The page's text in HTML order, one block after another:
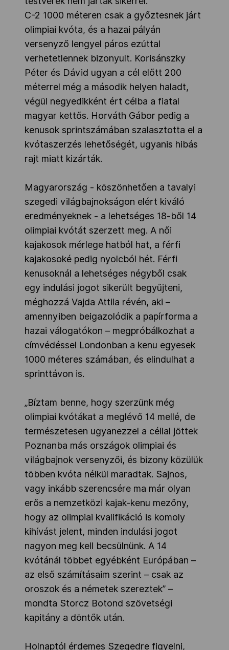
C-2 1000 méteren csak a győztesnek járt
olimpiai kvóta, és a hazai pályán
versenyző lengyel páros ezúttal
verhetetlennek bizonyult. Korisánszky
Péter és Dávid ugyan a cél előtt 200
méterrel még a második helyen haladt,
végül negyedikként ért célba a fiatal
magyar kettős. Horváth Gábor pedig a
kenusok sprintszámában szalasztotta el a
kvótaszerzés lehetőségét, ugyanis hibás
rajt miatt kizárták.
Magyarország - köszönhetően a tavalyi
szegedi világbajnokságon elért kiváló
eredményeknek - a lehetséges 18-ből 14
olimpiai kvótát szerzett meg. A női
kajakosok mérlege hatból hat, a férfi
kajakosoké pedig nyolcból hét. Férfi
kenusoknál a lehetséges négyből csak
egy indulási jogot sikerült begyűjteni,
méghozzá Vajda Attila révén, aki –
amennyiben beigazolódik a papírforma a
hazai válogatókon – megpróbálkozhat a
címvédéssel Londonban a kenu egyesek
1000 méteres számában, és elindulhat a
sprinttávon is.
„Bíztam benne, hogy szerzünk még
olimpiai kvótákat a meglévő 14 mellé, de
természetesen ugyanezzel a céllal jöttek
Poznanba más országok olimpiai és
világbajnok versenyzői, és bizony közülük
többen kvóta nélkül maradtak. Sajnos,
vagy inkább szerencsére ma már olyan
erős a nemzetközi kajak-kenu mezőny,
hogy az olimpiai kvalifikáció is komoly
kihívást jelent, minden indulási jogot
nagyon meg kell becsülnünk. A 14
kvótánál többet egyébként Európában –
az első számításaim szerint – csak az
oroszok és a németek szereztek” –
mondta Storcz Botond szövetségi
kapitány a döntők után.
Holnaptól érdemes Szegedre figyelni,